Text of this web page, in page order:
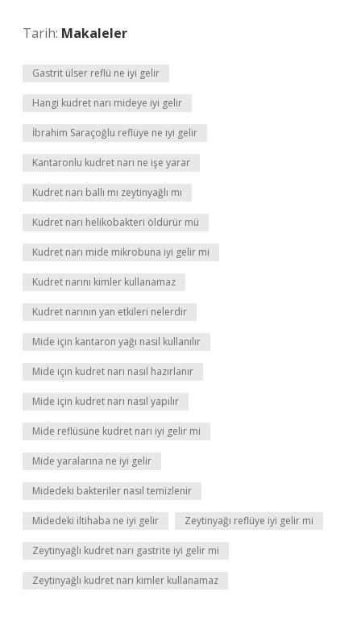
Tarih: Makaleler
Gastrit ülser reflü ne iyi gelir
Hangi kudret narı mideye iyi gelir
İbrahim Saraçoğlu reflüye ne iyi gelir
Kantaronlu kudret narı ne işe yarar
Kudret narı ballı mı zeytinyağlı mı
Kudret narı helikobakteri öldürür mü
Kudret narı mide mikrobuna iyi gelir mi
Kudret narını kimler kullanamaz
Kudret narının yan etkileri nelerdir
Mide için kantaron yağı nasıl kullanılır
Mide için kudret narı nasıl hazırlanır
Mide için kudret narı nasıl yapılır
Mide reflüsüne kudret narı iyi gelir mi
Mide yaralarına ne iyi gelir
Midedeki bakteriler nasıl temizlenir
Midedeki iltihaba ne iyi gelir Zeytinyağı reflüye iyi gelir mi
Zeytinyağlı kudret narı gastrite iyi gelir mi
Zeytinyağlı kudret narı kimler kullanamaz